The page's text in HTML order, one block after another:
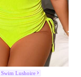
Swim Lushoire